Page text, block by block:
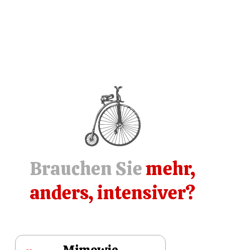
Brauchen Siemehr,
anders, intensiver?